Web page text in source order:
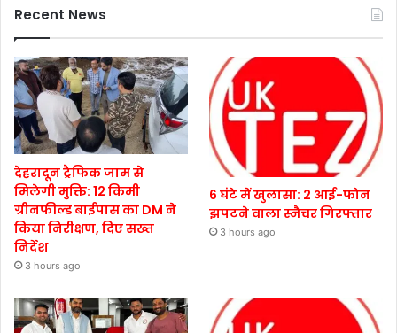
Recent News
देहरादून ट्रैफिक जाम से
मिलेगी मुक्ति: 12 किमी
ग्रीनफील्ड बाईपास का DM ने
किया निरीक्षण, दिए सख्त
निर्देश
3 hours ago
6 घंटे में खुलासा: 2 आई-फोन
झपटने वाला स्नैचर गिरफ्तार
3 hours ago